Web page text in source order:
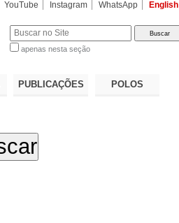
YouTube Instagram WhatsApp English
apenas nesta seção
PUBLICAÇÕES POLOS